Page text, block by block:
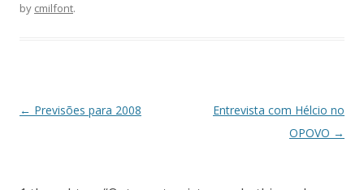
by cmilfont.
Post
← Previsões para 2008
Entrevista com Hélcio no
OPOVO →